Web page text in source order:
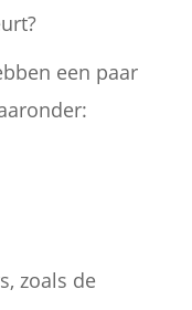
een paar
zoals de